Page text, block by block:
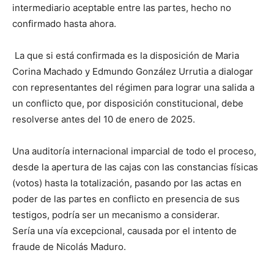
intermediario aceptable entre las partes, hecho no
confirmado hasta ahora.
La que si está confirmada es la disposición de Maria
Corina Machado y Edmundo González Urrutia a dialogar
con representantes del régimen para lograr una salida a
un conflicto que, por disposición constitucional, debe
resolverse antes del 10 de enero de 2025.
Una auditoría internacional imparcial de todo el proceso,
desde la apertura de las cajas con las constancias físicas
(votos) hasta la totalización, pasando por las actas en
poder de las partes en conflicto en presencia de sus
testigos, podría ser un mecanismo a considerar.
Sería una vía excepcional, causada por el intento de
fraude de Nicolás Maduro.